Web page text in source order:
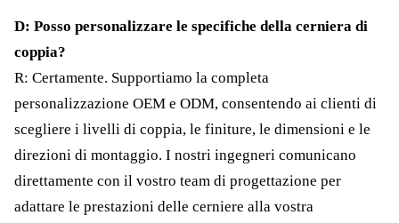
D: Posso personalizzare le specifiche della cerniera di
coppia?
R: Certamente. Supportiamo la completa
personalizzazione OEM e ODM, consentendo ai clienti di
scegliere i livelli di coppia, le finiture, le dimensioni e le
direzioni di montaggio. I nostri ingegneri comunicano
direttamente con il vostro team di progettazione per
adattare le prestazioni delle cerniere alla vostra